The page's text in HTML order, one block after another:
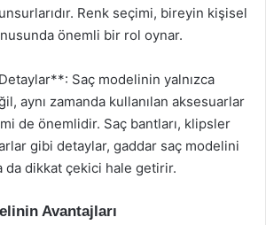
Renk seçimi, bireyin kişisel
önemli bir rol oynar.
Saç modelinin yalnızca
aynı zamanda kullanılan aksesuarlar
de önemlidir. Saç bantları, klipsler
gibi detaylar, gaddar saç modelini
da dikkat çekici hale getirir.
Avantajları